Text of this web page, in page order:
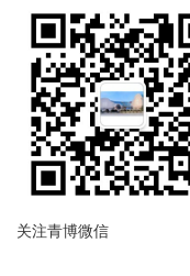
墨砚
木版年画
乐器
珐琅
陶器
造像
近现代文物
其他
陶文
关注青博微信